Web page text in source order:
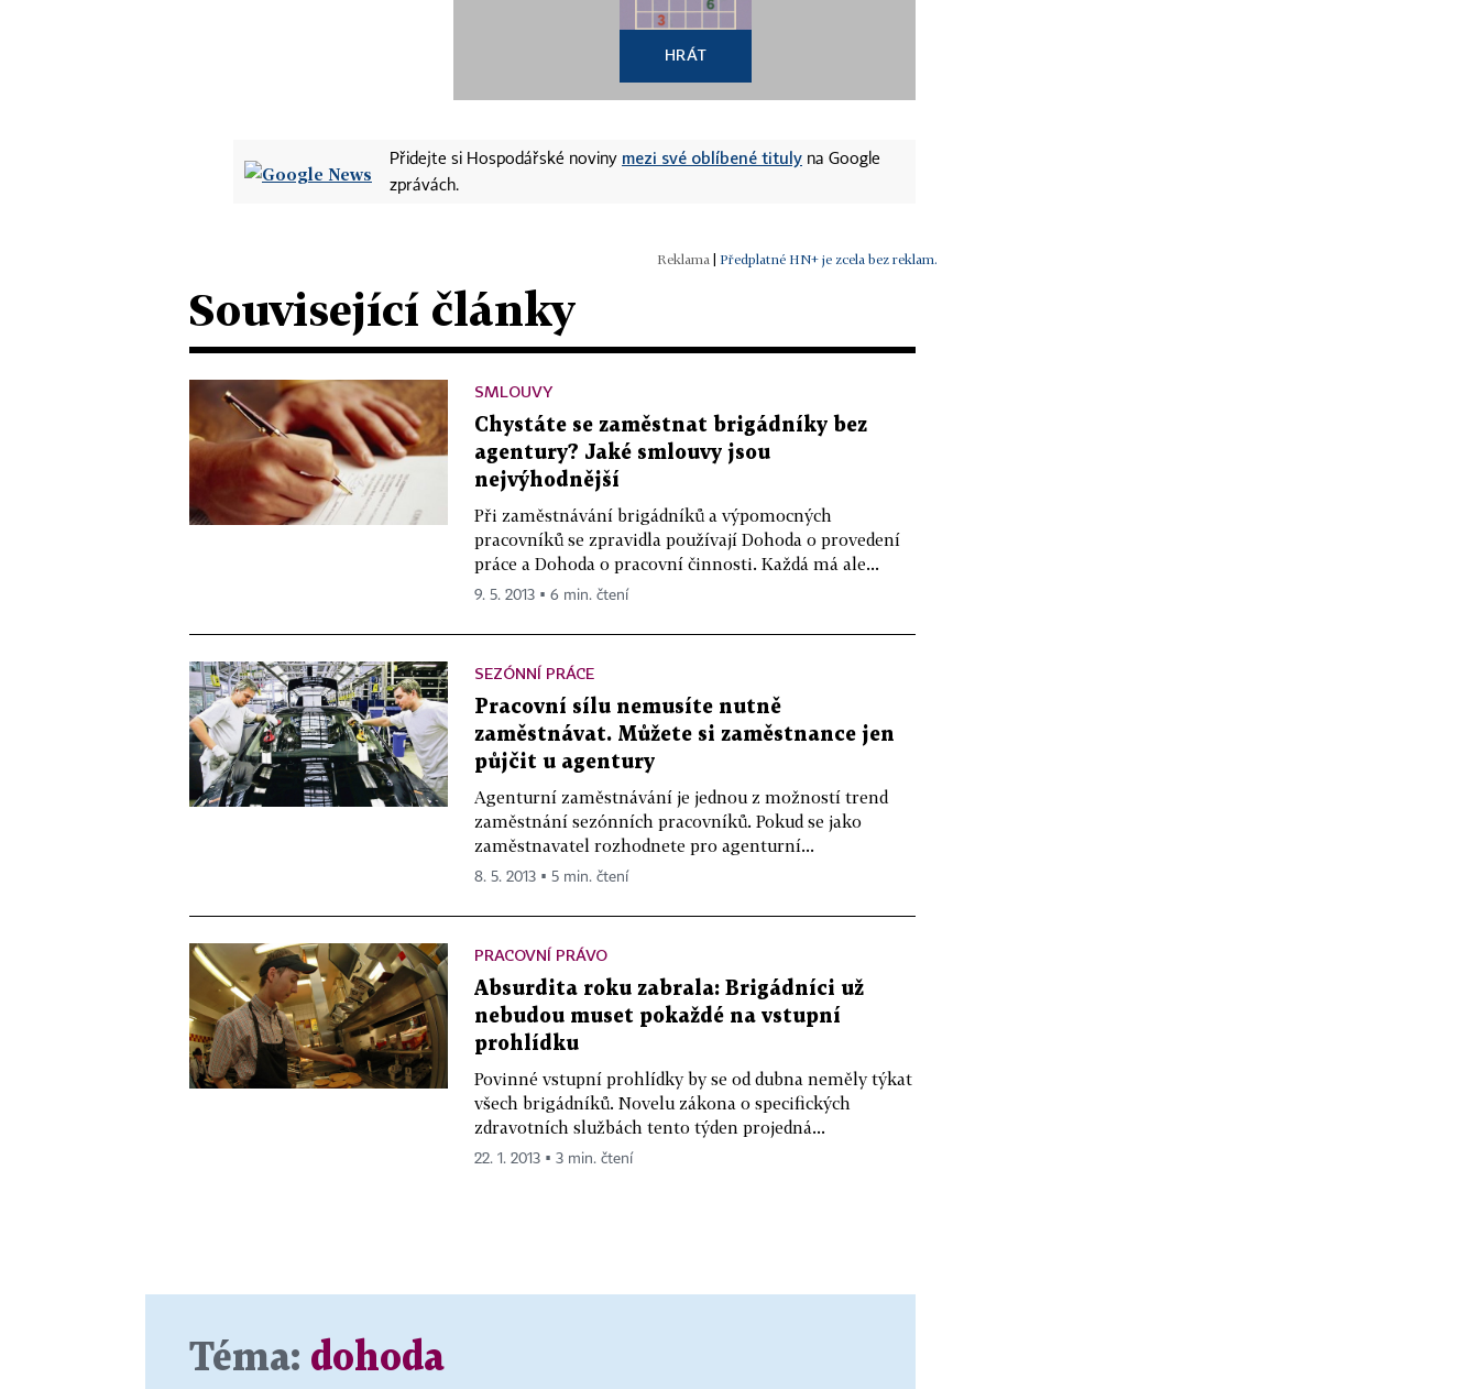
HRÁT
Přidejte si Hospodářské noviny mezi své oblíbené tituly na Google
zprávách.
| Předplatné HN+ je zcela bez reklam.
Související články
SMLOUVY
Chystáte se zaměstnat brigádníky bez
agentury? Jaké smlouvy jsou
nejvýhodnější
Při zaměstnávání brigádníků a výpomocných
pracovníků se zpravidla používají Dohoda o provedení
práce a Dohoda o pracovní činnosti. Každá má ale...
9. 5. 2013 ▪ 6 min. čtení
SEZÓNNÍ PRÁCE
Pracovní sílu nemusíte nutně
zaměstnávat. Můžete si zaměstnance jen
půjčit u agentury
Agenturní zaměstnávání je jednou z možností trend
zaměstnání sezónních pracovníků. Pokud se jako
zaměstnavatel rozhodnete pro agenturní...
8. 5. 2013 ▪ 5 min. čtení
PRACOVNÍ PRÁVO
Absurdita roku zabrala: Brigádníci už
nebudou muset pokaždé na vstupní
prohlídku
Povinné vstupní prohlídky by se od dubna neměly týkat
všech brigádníků. Novelu zákona o specifických
zdravotních službách tento týden projedná...
22. 1. 2013 ▪ 3 min. čtení
Téma: dohoda